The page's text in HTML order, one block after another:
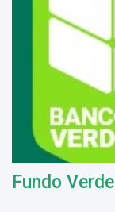
Fundo Verde